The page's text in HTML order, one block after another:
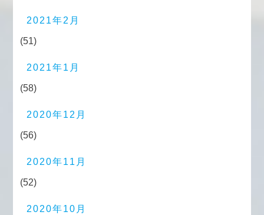
2021年2月
(51)
2021年1月
(58)
2020年12月
(56)
2020年11月
(52)
2020年10月